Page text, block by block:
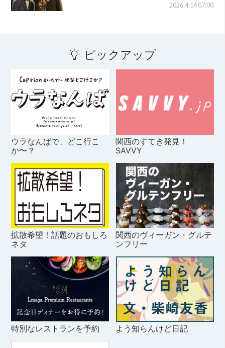
2026.4.14 07:00
ピックアップ
ウラなんばで、どこ行こ
か〜？
関西のすてき発見！
SAVVY
拡散希望！話題のおもしろ
ネタ
関西のヴィーガン・グルテ
ンフリー
特別なレストランを予約 よう知らんけど日記